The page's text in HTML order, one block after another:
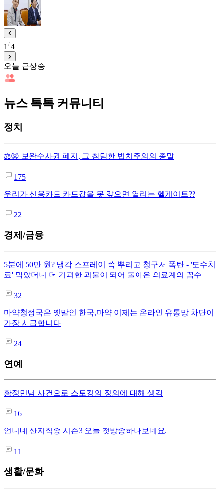
1 4
오늘 급상승
뉴스 톡톡 커뮤니티
정치
⚖️😡 보완수사권 폐지, 그 참담한 법치주의의 종말
175
우리가 신용카드 카드값을 못 갚으면 열리는 헬게이트??
22
경제/금융
5분에 50만 원? 냉각 스프레이 쓱 뿌리고 청구서 폭탄 - '도수치
료' 막았더니 더 기괴한 괴물이 되어 돌아온 의료계의 꼼수
32
마약청정국은 옛말인 한국,마약 이제는 온라인 유통망 차단이
가장 시급합니다
24
연예
황정민님 사건으로 스토킹의 정의에 대해 생각
16
언니네 산지직송 시즌3 오늘 첫방송하나보네요.
11
생활/문화